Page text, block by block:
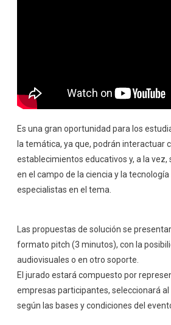
Es una gran oportunidad para los
la temática, ya que, podrán interactuar
establecimientos educativos y, a la vez,
en el campo de la ciencia y la
especialistas en el tema.
Las propuestas de solución se
formato pitch (3 minutos), con la
audiovisuales o en otro soporte.
El jurado estará compuesto por
empresas participantes, seleccionará
según las bases y condiciones del